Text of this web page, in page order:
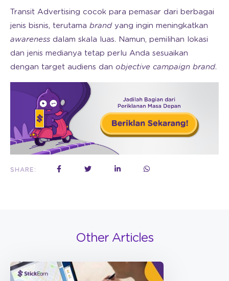
Transit Advertising cocok para pemasar dari berbagai
jenis bisnis, terutama brand yang ingin meningkatkan
awareness dalam skala luas. Namun, pemilihan lokasi
dan jenis medianya tetap perlu Anda sesuaikan
dengan target audiens dan objective campaign brand.
SHARE:
Other Articles